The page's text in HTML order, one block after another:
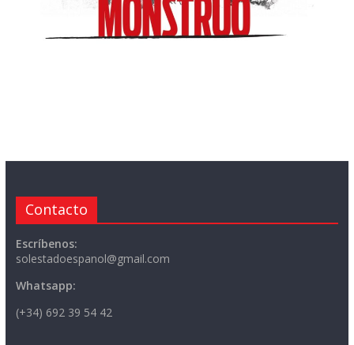
Contacto
Escríbenos:
solestadoespanol@gmail.com
Whatsapp:
(+34) 692 39 54 42